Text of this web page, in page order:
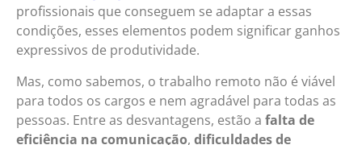
profissionais que conseguem se adaptar a essas
condições, esses elementos podem significar ganhos
expressivos de produtividade.
Mas, como sabemos, o trabalho remoto não é viável
para todos os cargos e nem agradável para todas as
pessoas. Entre as desvantagens, estão a falta de
eficiência na comunicação, dificuldades de